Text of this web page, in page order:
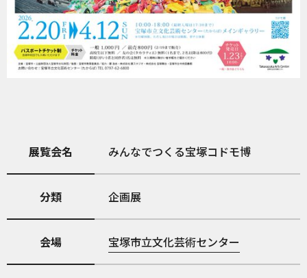
展覧会名 みんなでつくる宝塚コドモ博
分類 企画展
会場 宝塚市立文化芸術センター